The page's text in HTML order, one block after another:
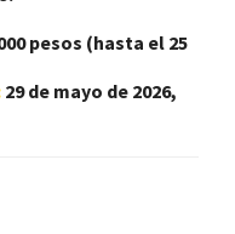
pesos (hasta el 25
29 de mayo de 2026,